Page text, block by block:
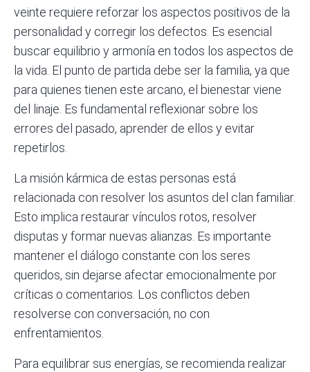
veinte requiere reforzar los aspectos positivos de la
personalidad y corregir los defectos. Es esencial
buscar equilibrio y armonía en todos los aspectos de
la vida. El punto de partida debe ser la familia, ya que
para quienes tienen este arcano, el bienestar viene
del linaje. Es fundamental reflexionar sobre los
errores del pasado, aprender de ellos y evitar
repetirlos.
La misión kármica de estas personas está
relacionada con resolver los asuntos del clan familiar.
Esto implica restaurar vínculos rotos, resolver
disputas y formar nuevas alianzas. Es importante
mantener el diálogo constante con los seres
queridos, sin dejarse afectar emocionalmente por
críticas o comentarios. Los conflictos deben
resolverse con conversación, no con
enfrentamientos.
Para equilibrar sus energías, se recomienda realizar